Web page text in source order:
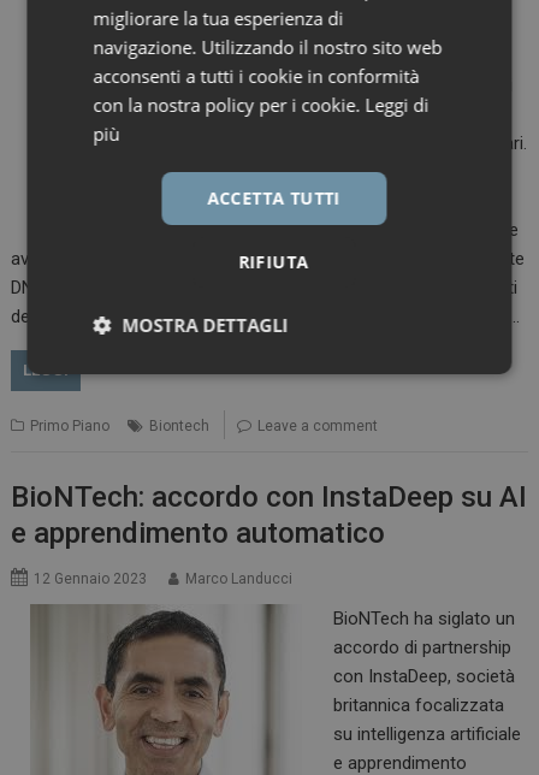
Germania a Marburg,
destinato alla
produzione di materiali
per vaccini, terapie a
base di mRNA e cellulari.
Una volta che la
struttura sarà
pienamente operativa e
avrà superato tutti i controlli normativi, produrrà autonomamente
DNA plasmidico per farmaci candidati e anche eventuali prodotti
destinati al mercato. “Presso il nostro sito di Marburg, abbiamo…
LEGGI
Primo Piano Biontech Leave a comment
BioNTech: accordo con InstaDeep su AI
e apprendimento automatico
12 Gennaio 2023 Marco Landucci
BioNTech ha siglato un
accordo di partnership
con InstaDeep, società
britannica focalizzata
su intelligenza artificiale
e apprendimento
migliorare la tua esperienza di
navigazione. Utilizzando il nostro sito web
acconsenti a tutti i cookie in conformità
con la nostra policy per i cookie. Leggi di
più
ACCETTA TUTTI
RIFIUTA
MOSTRA DETTAGLI
Necessari Marketing
Necessari Marketing
I cookie necessari contribuiscono a rendere fruibile il
sito web abilitandone funzionalità di base quali la
navigazione sulle pagine e l'accesso alle aree
protette del sito. Il sito web non è in grado di
funzionare correttamente senza questi cookie.
NOME
FORNITORE / DOMINIO
SCADENZA
_ga
Google LLC
.dailyhealthindustry.it
1 anno 1